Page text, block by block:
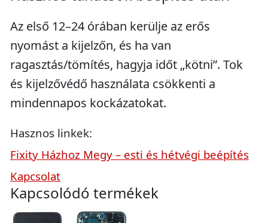
Az első 12–24 órában kerülje az erős
nyomást a kijelzőn, és ha van
ragasztás/tömítés, hagyja időt „kötni”. Tok
és kijelzővédő használata csökkenti a
mindennapos kockázatokat.
Hasznos linkek:
Fixity Házhoz Megy – esti és hétvégi beépítés
Kapcsolat
Kapcsolódó termékek